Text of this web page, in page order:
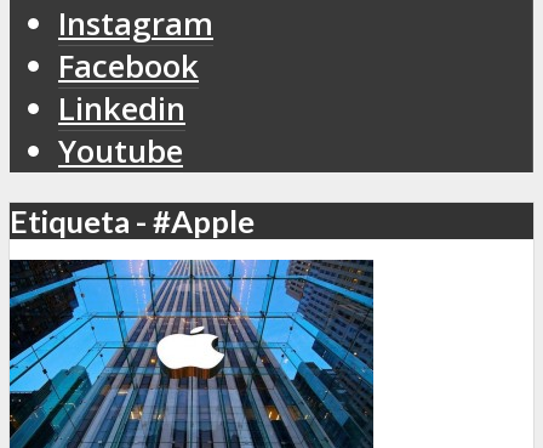
Instagram
Facebook
Linkedin
Youtube
Etiqueta - #Apple